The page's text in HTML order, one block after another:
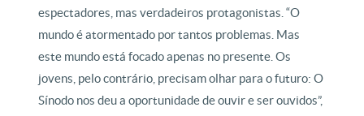
espectadores, mas verdadeiros protagonistas. “O
mundo é atormentado por tantos problemas. Mas
este mundo está focado apenas no presente. Os
jovens, pelo contrário, precisam olhar para o futuro: O
Sínodo nos deu a oportunidade de ouvir e ser ouvidos”,